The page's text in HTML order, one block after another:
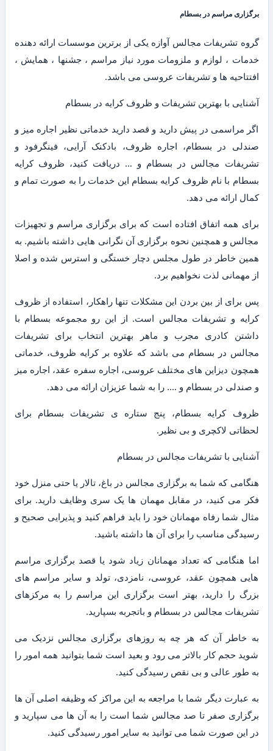
برگزاری مراسم در بسطام
گروه تشریفات مجالس آوازه یکی از برترین موسسات ارائه دهنده
خدمات ، لوازم و ملزومات مورد نیاز مراسم ، جشنها ، همایش ،
افتتاحیه ها و تشریفات عروسی می باشد.
آشنایی با بهترین تشریفات و ظروف کرایه در بسطام
اگر مراسمی در پیش دارید و قصد دارید خدماتی نظیر اجاره میز و
صندلی در بسطام، اجاره ظروف، بادکنک آرایی، فینگرفود و
تشریفات مجالس در بسطام و … دریافت کنید، ظروف کرایه
بسطام با نام ظروف کرایه بسطام این خدمات را به صورت تمام و
کمال ارائه می دهد.
برای همه اتفاق افتاده است که برای برگزاری مراسم و تجهیزات
مجالس و همچنین نحوه برگزاری آن نگرانی هایی داشته باشیم. به
همین خاطر در طول مجلس دچار خستگی و استرس شده و اصلا
از مهمانی لذت نخواهیم برد.
پس برای از بین بردن این مشکلات تنها راهکار، استفاده از ظروف
کرایه و تشریفات مجالس است. از این رو مجموعه بسطام با
داشتن کادری مجرب و ماهر بهترین انتخاب برای تشریفات
مجالس در بسطام می باشد که علاوه بر کرایه ظروف، خدماتی
همچون دیزاین های مختلف عروسی، اجاره سفره عقد، اجاره میز
و صندلی در بسطام و …. را به شما عزیزان ارائه می دهد.
ظروف کرایه بسطام، پنج ستاره ی تشریفات بسطام برای
لحظاتی لاکچری و بی نظیر.
آشنایی با تشریفات مجالس در بسطام
هنگامی که شما به برگزاری مجالس در باغ، تالار یا حتی منزل خود
فکر می کنید، در مقابل مهمان ها یک سری وظایف دارید. برای
مثال شما رفاه مهمانان خود را باید فراهم کنید و پذیرایی صحیح و
رسیدگی مناسب را برای آن ها داشته باشید.
اما هنگامی که تعداد مهمانان زیاد شود یا قصد برگزاری مراسم
هایی همچون عقد، عروسی، نامزدی، تولد و سایر مراسم های
بزرگ را دارید، بهتر است برگزاری این مراسم را به مرکزهای
تشریفات مجالس در بسطام و باتجربه بسپارید.
به خاطر آن که هر چه به روزهای برگزاری مجالس نزدیک می
شوید حجم کار بالاتر می رود و بعید است شما بتوانید همه امور را
به طور عالی و بی نقص رسیدگی کنید.
به عبارت دیگر شما با مراجعه به این مراکز که وظیفه اصلی آن ها
برگزاری صفر تا صد مجالس شما است را به آن ها می سپارید و
در این صورت شما می توانید به سایر امور رسیدگی کنید.